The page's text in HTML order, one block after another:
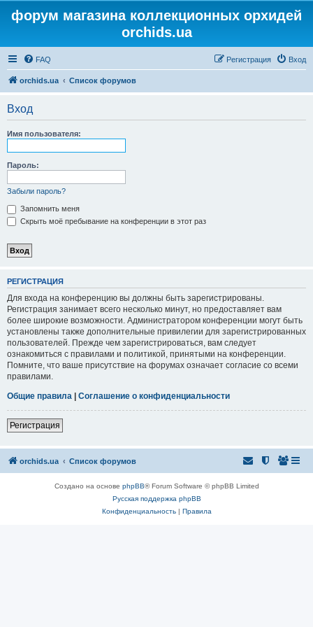
форум магазина коллекционных орхидей
orchids.ua
FAQ Вход
Регистрация
orchids.ua Список форумов
Вход
Имя пользователя:
Пароль:
Забыли пароль?
Запомнить меня
Скрыть моё пребывание на конференции в этот раз
РЕГИСТРАЦИЯ
Для входа на конференцию вы должны быть зарегистрированы.
Регистрация занимает всего несколько минут, но предоставляет вам
более широкие возможности. Администратором конференции могут быть
установлены также дополнительные привилегии для зарегистрированных
пользователей. Прежде чем зарегистрироваться, вам следует
ознакомиться с правилами и политикой, принятыми на конференции.
Помните, что ваше присутствие на форумах означает согласие со всеми
правилами.
Общие правила | Соглашение о конфиденциальности
Регистрация
orchids.ua Список форумов
Создано на основе phpBB® Forum Software © phpBB Limited
Русская поддержка phpBB
Конфиденциальность| Правила